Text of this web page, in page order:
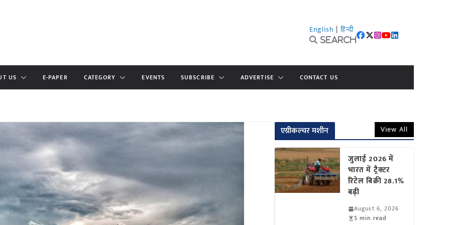
English | हिन्दी
Search
US E-PAPER CATEGORY EVENTS SUBSCRIBE ADVERTISE CONTACT US
एग्रीकल्चर मशीन View All
जुलाई 2026 में
भारत में ट्रैक्टर
रिटेल बिक्री 28.1%
बढ़ी
August 6, 2026
5 min read